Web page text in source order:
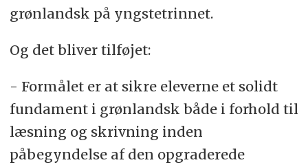
grønlandsk på yngstetrinnet.
Og det bliver tilføjet:
- Formålet er at sikre eleverne et solidt
fundament i grønlandsk både i forhold til
læsning og skrivning inden
påbegyndelse af den opgraderede